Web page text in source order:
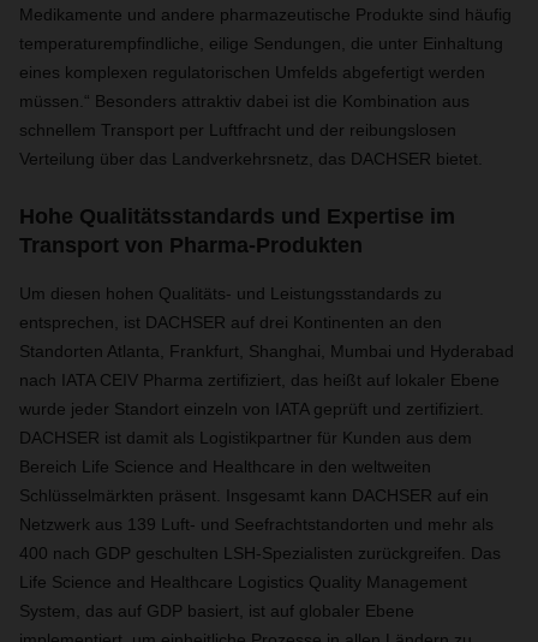
Medikamente und andere pharmazeutische Produkte sind häufig
temperaturempfindliche, eilige Sendungen, die unter Einhaltung
eines komplexen regulatorischen Umfelds abgefertigt werden
müssen.“ Besonders attraktiv dabei ist die Kombination aus
schnellem Transport per Luftfracht und der reibungslosen
Verteilung über das Landverkehrsnetz, das DACHSER bietet.
Hohe Qualitätsstandards und Expertise im
Transport von Pharma-Produkten
Um diesen hohen Qualitäts- und Leistungsstandards zu
entsprechen, ist DACHSER auf drei Kontinenten an den
Standorten Atlanta, Frankfurt, Shanghai, Mumbai und Hyderabad
nach IATA CEIV Pharma zertifiziert, das heißt auf lokaler Ebene
wurde jeder Standort einzeln von IATA geprüft und zertifiziert.
DACHSER ist damit als Logistikpartner für Kunden aus dem
Bereich Life Science and Healthcare in den weltweiten
Schlüsselmärkten präsent. Insgesamt kann DACHSER auf ein
Netzwerk aus 139 Luft- und Seefrachtstandorten und mehr als
400 nach GDP geschulten LSH-Spezialisten zurückgreifen. Das
Life Science and Healthcare Logistics Quality Management
System, das auf GDP basiert, ist auf globaler Ebene